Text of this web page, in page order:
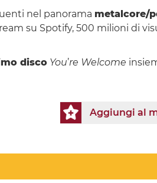
nel panorama metalcore/
su Spotify, 500 milioni di
disco You’re Welcome
Aggiungi al